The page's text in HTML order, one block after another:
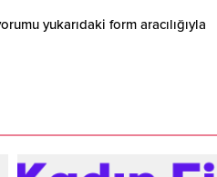
yukarıdaki form aracılığıyla